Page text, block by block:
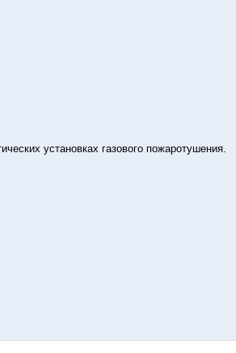
установках газового пожаротушения.